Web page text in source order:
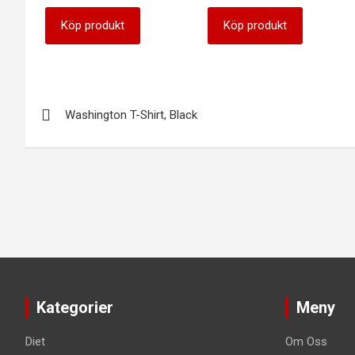
ursprungliga
priset
var:
nuvarande
priset
är:
Köp produkt Köp produkt
Washington T-Shirt, Black
Kategorier
Diet
Meny
Om Oss